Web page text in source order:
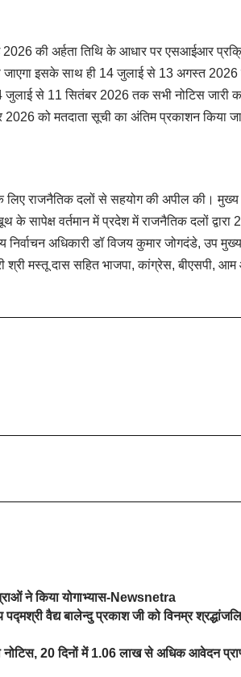
2026 की अर्हता तिथि के आधार पर एसआईआर
जाएगा इसके साथ ही 14 जुलाई से 13 अगस्त
जुलाई से 11 सितंबर 2026 तक सभी नोटिस जारी
2026 को मतदाता सूची का अंतिम प्रकाशन किया
राजनैतिक दलों से सहयोग की अपील की। मुख्य
के सापेक्ष वर्तमान में प्रदेश में राजनैतिक दलों द्वारा
अधिकारी डॉ विजय कुमार जोगदंडे, उप मुख्य
श्री मस्तू दास सहित भाजपा, कांग्रेस, बीएसपी,
ने किया योगाभ्यास-Newsnetra
वैद्य बालेन्दु प्रकाश जी को विनम्र
20 दिनों में 1.06 लाख से अधिक आवेदन